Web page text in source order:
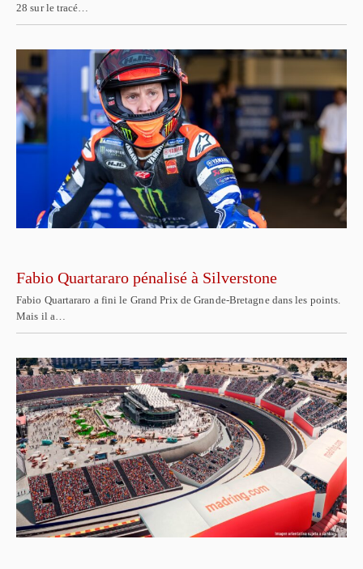
28 sur le tracé…
Fabio Quartararo pénalisé à Silverstone
Fabio Quartararo a fini le Grand Prix de Grande-Bretagne dans les points.
Mais il a…